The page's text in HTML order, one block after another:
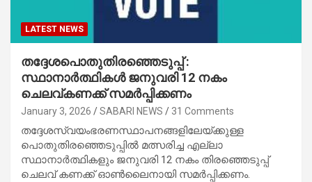
LATEST NEWS
തദ്ദേശപൊതുതിരഞ്ഞെടുപ്പ് :
സ്ഥാനാർത്ഥികൾ ജനുവരി 12 നകം
ചെലവ്കണക്ക് സമർപ്പിക്കണം
January 3, 2026 SABARI NEWS 31 Comments
തദ്ദേശസ്വയംഭരണസ്ഥാപനങ്ങളിലേയ്ക്കുള്ള
പൊതുതിരഞ്ഞെടുപ്പിൽ മത്സരിച്ച എല്ലാ
സ്ഥാനാർത്ഥികളും ജനുവരി 12 നകം തിരഞ്ഞെടുപ്പ്
ചെലവ് കണക്ക് ഓൺലൈനായി സമർപ്പിക്കണം.